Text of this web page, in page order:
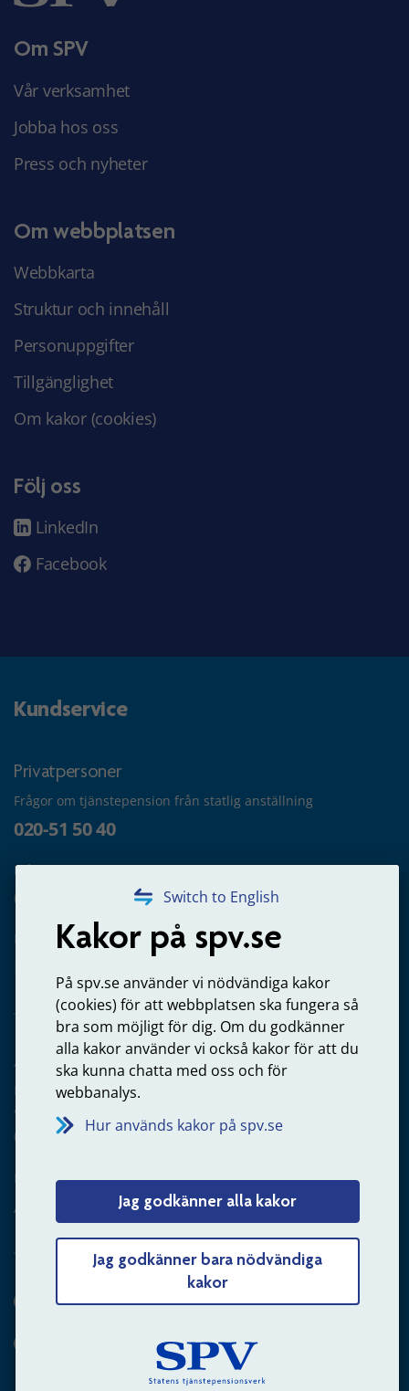
Switch to English
Kakor på spv.se
På spv.se använder vi nödvändiga kakor
(cookies) för att webbplatsen ska fungera så
bra som möjligt för dig. Om du godkänner
alla kakor använder vi också kakor för att du
ska kunna chatta med oss och för
webbanalys.
Hur används kakor på spv.se
Jag godkänner alla kakor
Jag godkänner bara nödvändiga
kakor
Om SPV
Vår verksamhet
Jobba hos oss
Press och nyheter
Om webbplatsen
Webbkarta
Struktur och innehåll
Personuppgifter
Tillgänglighet
Om kakor (cookies)
Följ oss
LinkedIn
Facebook
Kundservice
Privatpersoner
Frågor om tjänstepension från statlig anställning
020-51 50 40
Frågor om utbetalning
020-65 00 65
Kontakta oss
Arbetsgivare
Frågor om administration av tjänstepension från statlig
anställning
060-18 75 03
Kontakta oss
Arbetsgivare – skicka mejl till oss
Hitta svaret på din fråga
Andra sätt att kontakta oss